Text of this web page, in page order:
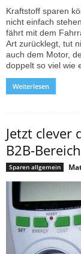
Kraftstoff sparen
nicht einfach
fährt mit dem
Art zurücklegt, tut
auch dem Motor,
doppelt so viel wie
Weiterlesen
Jetzt clever
B2B-
Sparen allgemein